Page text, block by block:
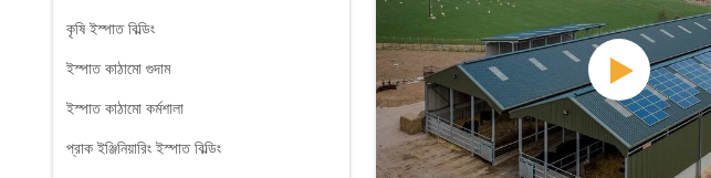
কৃষি ইস্পাত বিল্ডিং
ইস্পাত কাঠামো গুদাম
ইস্পাত কাঠামো কর্মশালা
প্রাক ইঞ্জিনিয়ারিং ইস্পাত বিল্ডিং